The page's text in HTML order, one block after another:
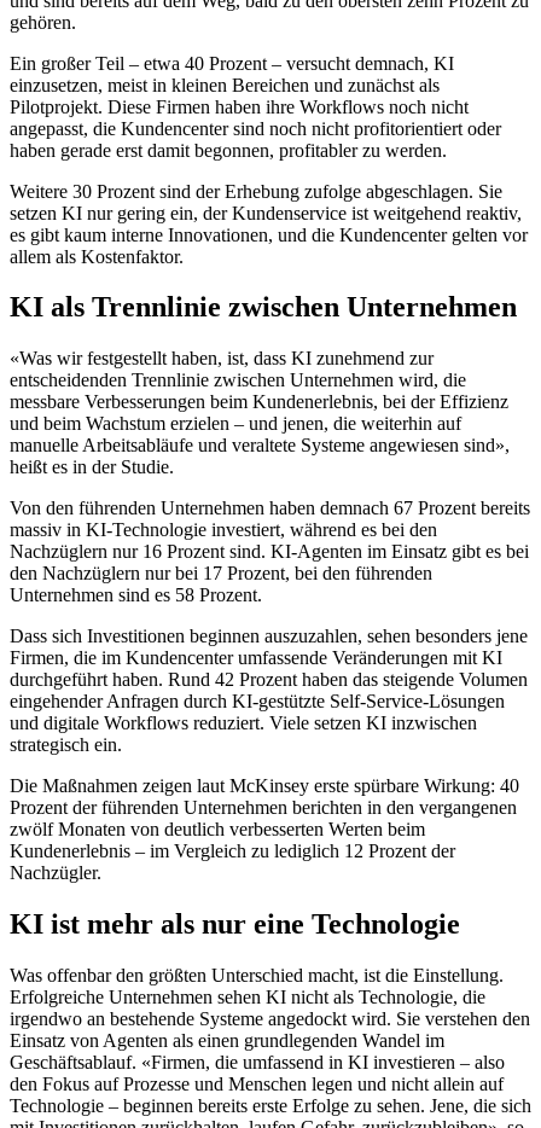
gehören.
Ein großer Teil – etwa 40 Prozent – versucht demnach, KI
einzusetzen, meist in kleinen Bereichen und zunächst als
Pilotprojekt. Diese Firmen haben ihre Workflows noch nicht
angepasst, die Kundencenter sind noch nicht profitorientiert oder
haben gerade erst damit begonnen, profitabler zu werden.
Weitere 30 Prozent sind der Erhebung zufolge abgeschlagen. Sie
setzen KI nur gering ein, der Kundenservice ist weitgehend reaktiv,
es gibt kaum interne Innovationen, und die Kundencenter gelten vor
allem als Kostenfaktor.
KI als Trennlinie zwischen Unternehmen
«Was wir festgestellt haben, ist, dass KI zunehmend zur
entscheidenden Trennlinie zwischen Unternehmen wird, die
messbare Verbesserungen beim Kundenerlebnis, bei der Effizienz
und beim Wachstum erzielen – und jenen, die weiterhin auf
manuelle Arbeitsabläufe und veraltete Systeme angewiesen sind»,
heißt es in der Studie.
Von den führenden Unternehmen haben demnach 67 Prozent bereits
massiv in KI-Technologie investiert, während es bei den
Nachzüglern nur 16 Prozent sind. KI-Agenten im Einsatz gibt es bei
den Nachzüglern nur bei 17 Prozent, bei den führenden
Unternehmen sind es 58 Prozent.
Dass sich Investitionen beginnen auszuzahlen, sehen besonders jene
Firmen, die im Kundencenter umfassende Veränderungen mit KI
durchgeführt haben. Rund 42 Prozent haben das steigende Volumen
eingehender Anfragen durch KI-gestützte Self-Service-Lösungen
und digitale Workflows reduziert. Viele setzen KI inzwischen
strategisch ein.
Die Maßnahmen zeigen laut McKinsey erste spürbare Wirkung: 40
Prozent der führenden Unternehmen berichten in den vergangenen
zwölf Monaten von deutlich verbesserten Werten beim
Kundenerlebnis – im Vergleich zu lediglich 12 Prozent der
Nachzügler.
KI ist mehr als nur eine Technologie
Was offenbar den größten Unterschied macht, ist die Einstellung.
Erfolgreiche Unternehmen sehen KI nicht als Technologie, die
irgendwo an bestehende Systeme angedockt wird. Sie verstehen den
Einsatz von Agenten als einen grundlegenden Wandel im
Geschäftsablauf. «Firmen, die umfassend in KI investieren – also
den Fokus auf Prozesse und Menschen legen und nicht allein auf
Technologie – beginnen bereits erste Erfolge zu sehen. Jene, die sich